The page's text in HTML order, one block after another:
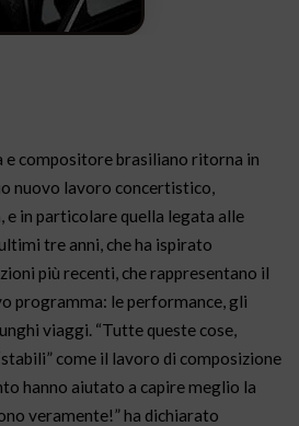
e compositore brasiliano ritorna in
nuovo lavoro concertistico,
e in particolare quella legata alle
tre anni, che ha ispirato
più recenti, che rappresentano il
programma: le performance, gli
viaggi. “Tutte queste cose,
come il lavoro di composizione
hanno aiutato a capire meglio la
veramente!” ha dichiarato